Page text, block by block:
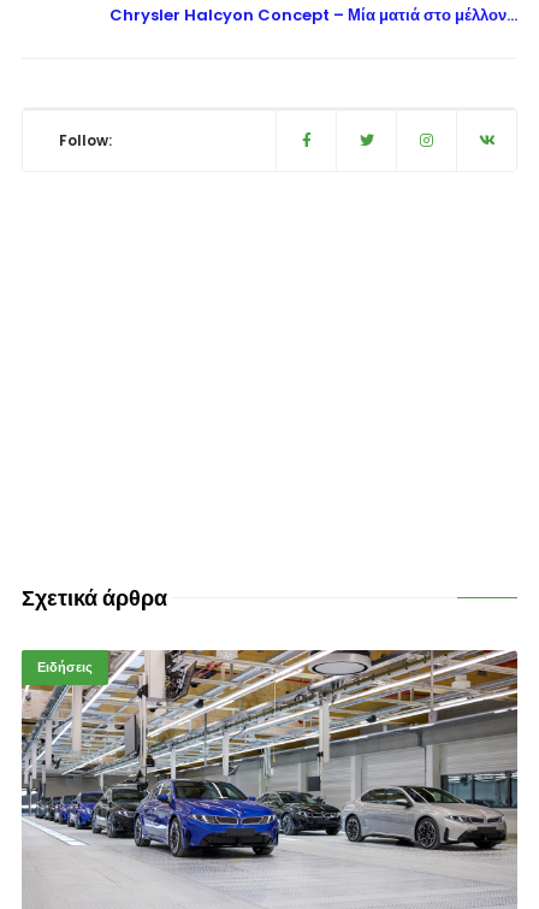
Chrysler Halcyon Concept – Μία ματιά στο μέλλον…
Follow:
Σχετικά άρθρα
Ειδήσεις